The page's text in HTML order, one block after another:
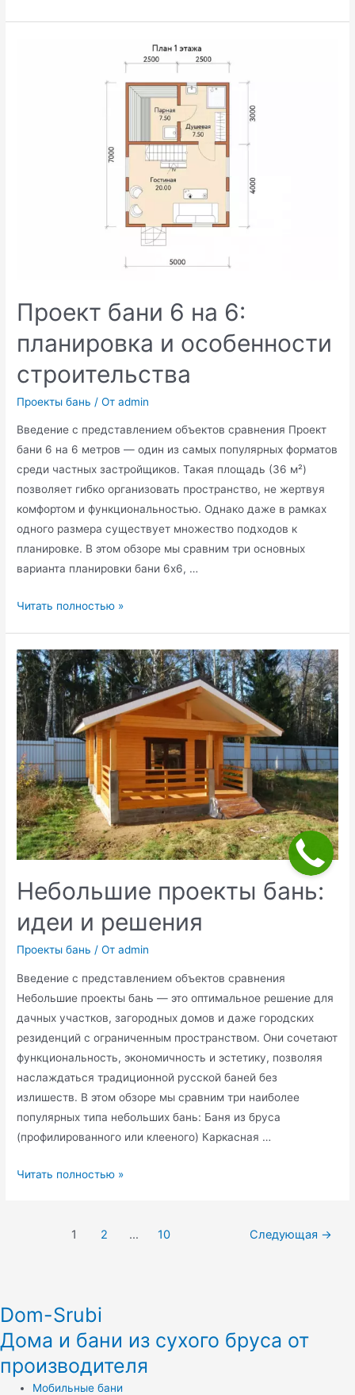
Проект бани 6 на 6:
планировка и особенности
строительства
Проекты бань / От admin
Введение с представлением объектов сравнения Проект
бани 6 на 6 метров — один из самых популярных форматов
среди частных застройщиков. Такая площадь (36 м²)
позволяет гибко организовать пространство, не жертвуя
комфортом и функциональностью. Однако даже в рамках
одного размера существует множество подходов к
планировке. В этом обзоре мы сравним три основных
варианта планировки бани 6х6, …
Проект
на
6:
планировка
и
особенности
строительства
Читать полностью »
Небольшие проекты бань:
идеи и решения
Проекты бань / От admin
Введение с представлением объектов сравнения
Небольшие проекты бань — это оптимальное решение для
дачных участков, загородных домов и даже городских
резиденций с ограниченным пространством. Они сочетают
функциональность, экономичность и эстетику, позволяя
наслаждаться традиционной русской баней без
излишеств. В этом обзоре мы сравним три наиболее
популярных типа небольших бань: Баня из бруса
(профилированного или клееного) Каркасная …
Небольшие
Читать полностью »
1 2 … 10 Следующая →
Dom-Srubi
Дома и бани из сухого бруса от
производителя
Мобильные бани